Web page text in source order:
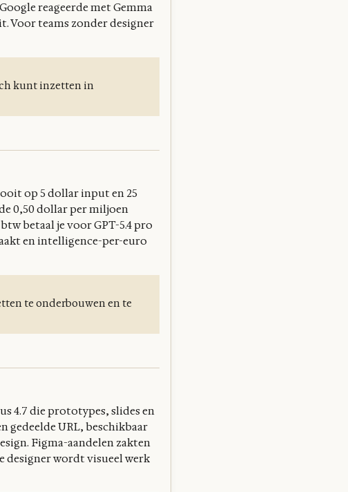
reageerde met Gemma
Voor teams zonder designer
kunt inzetten in
op 5 dollar input en 25
0,50 dollar per miljoen
betaal je voor GPT-5.4 pro
en intelligence-per-euro
te onderbouwen en te
4.7 die prototypes, slides en
gedeelde URL, beschikbaar
Figma-aandelen zakten
designer wordt visueel werk